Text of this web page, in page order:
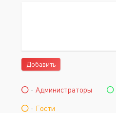
Добавить
- Администраторы
- Гости